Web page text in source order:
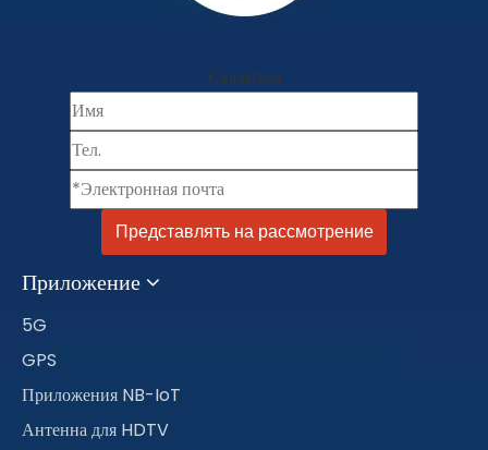
Связаться
Представлять на рассмотрение
Приложение
5G
GPS
Приложения NB-IoT
Антенна для HDTV